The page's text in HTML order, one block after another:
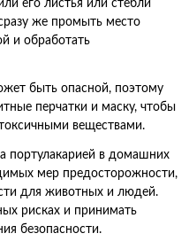
его листья или стебли
же промыть место
и обработать
быть опасной, поэтому
перчатки и маску, чтобы
веществами.
портулакарией в домашних
мер предосторожности,
для животных и людей.
рисках и принимать
безопасности.